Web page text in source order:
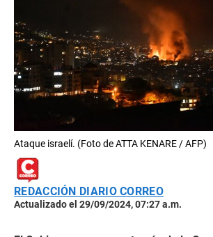
Ataque israelí. (Foto de ATTA KENARE / AFP)
REDACCIÓN DIARIO CORREO
Actualizado el 29/09/2024, 07:27 a.m.